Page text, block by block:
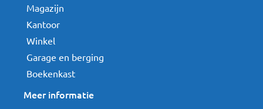
Magazijn
Kantoor
Winkel
Garage en berging
Boekenkast
Meer informatie